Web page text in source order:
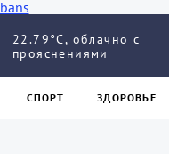
22.79°C, облачно с
прояснениями
СПОРТ ЗДОРОВЬЕ